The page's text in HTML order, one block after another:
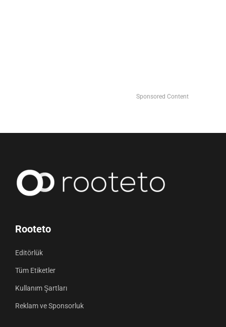
Sponsored Content
Rooteto
Editörlük
Tüm Etiketler
Kullanım Şartları
Reklam ve Sponsorluk